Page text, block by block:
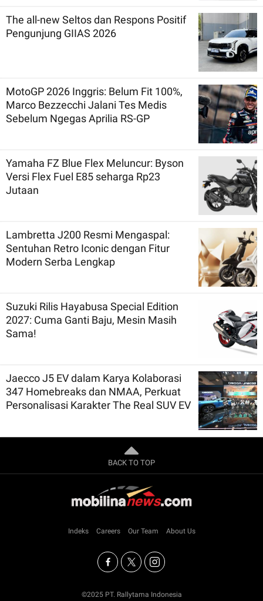
The all-new Seltos dan Respons Positif
Pengunjung GIIAS 2026
MotoGP 2026 Inggris: Belum Fit 100%,
Marco Bezzecchi Jalani Tes Medis
Sebelum Ngegas Aprilia RS-GP
Yamaha FZ Blue Flex Meluncur: Byson
Versi Flex Fuel E85 seharga Rp23
Jutaan
Lambretta J200 Resmi Mengaspal:
Sentuhan Retro Iconic dengan Fitur
Modern Serba Lengkap
Suzuki Rilis Hayabusa Special Edition
2027: Cuma Ganti Baju, Mesin Masih
Sama!
Jaecco J5 EV dalam Karya Kolaborasi
347 Homebreaks dan NMAA, Perkuat
Personalisasi Karakter The Real SUV EV
BACK TO TOP
Indeks Careers Our Team About Us
©2025 PT. Rallytama Indonesia